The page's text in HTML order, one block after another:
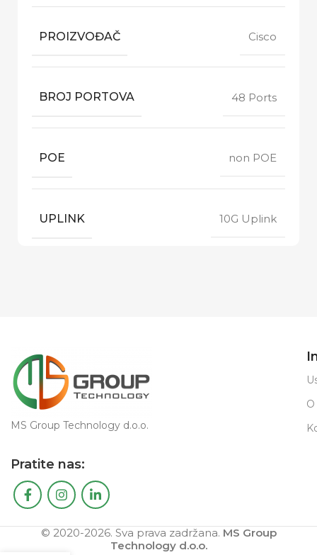
PROIZVOĐAČ Cisco
BROJ PORTOVA 48 Ports
POE non POE
UPLINK 10G Uplink
MS Group Technology d.o.o.
Pratite nas:
© 2020-2026. Sva prava zadržana. MS Group
Technology d.o.o.